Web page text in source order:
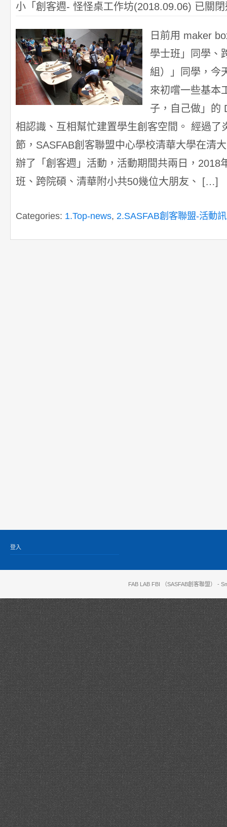
小「創客週- 怪怪桌工作坊(2018.09.06) 已關
日前用 maker
學士班」同學、
組）」同學，今
來初嚐一些基本
子，自己做」的
相認識、互相幫忙建置學生創客空間。 經過了
節，SASFAB創客聯盟中心學校清華大學在清
辦了「創客週」活動，活動期間共兩日，2018
班、跨院碩、清華附小共50幾位大朋友、 […]
Categories: 1.Top-news, 2.SASFAB創客聯盟-活動
登入
FAB LAB FBI （SASFAB創客聯盟） -